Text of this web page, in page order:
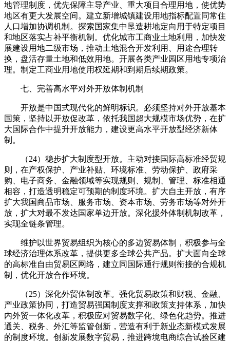
地管理制度，优先保障主导产业、重大项目合理用地，使优势
地区有更大发展空间。建立新增城镇建设用地指标配置同常住
人口增加协调机制。探索国家集中垦造耕地定向用于特定项目
和地区落实占补平衡机制。优化城市工商业土地利用，加快发
展建设用地二级市场，推动土地混合开发利用、用途合理转
换，盘活存量土地和低效用地。开展各类产业园区用地专项治
理。制定工商业用地使用权延期和到期后续期政策。
七、完善高水平对外开放体制机制
开放是中国式现代化的鲜明标识。必须坚持对外开放基本
国策，坚持以开放促改革，依托我国超大规模市场优势，在扩
大国际合作中提升开放能力，建设更高水平开放型经济新体
制。
（24）稳步扩大制度型开放。主动对接国际高标准经贸规
则，在产权保护、产业补贴、环境标准、劳动保护、政府采
购、电子商务、金融领域等实现规则、规制、管理、标准相通
相容，打造透明稳定可预期的制度环境。扩大自主开放，有序
扩大我国商品市场、服务市场、资本市场、劳务市场等对外开
放，扩大对最不发达国家单边开放。深化援外体制机制改革，
实现全链条管理。
维护以世界贸易组织为核心的多边贸易体制，积极参与全
球经济治理体系改革，提供更多全球公共产品。扩大面向全球
的高标准自由贸易区网络，建立同国际通行规则衔接的合规机
制，优化开放合作环境。
（25）深化外贸体制改革。强化贸易政策和财税、金融、
产业政策协同，打造贸易强国制度支撑和政策支持体系，加快
内外贸一体化改革，积极应对贸易数字化、绿色化趋势。推进
通关、税务、外汇等监管创新，营造有利于新业态新模式发展
的制度环境。创新发展数字贸易，推进跨境电商综合试验区建